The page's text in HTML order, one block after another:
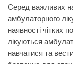
Серед важливих
амбулаторного
наявності чітких
лікуються
навчатися та